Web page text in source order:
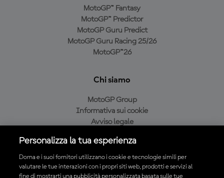
MotoGP™ Fantasy
MotoGP™ Predictor
MotoGP Guru Predict
MotoGP Guru Racing 25/26
MotoGP™26
Chi siamo
MotoGP Group
Informativa sui cookie
Avviso legale
Condizioni di acquisto
Personalizza la tua esperienza
Dorna e i suoi fornitori utilizzano i cookie e tecnologie simili per
valutare le tue interazioni con i propri siti web, prodotti e servizi al
fine di mostrarti una pubblicità personalizzata basata sulle tue